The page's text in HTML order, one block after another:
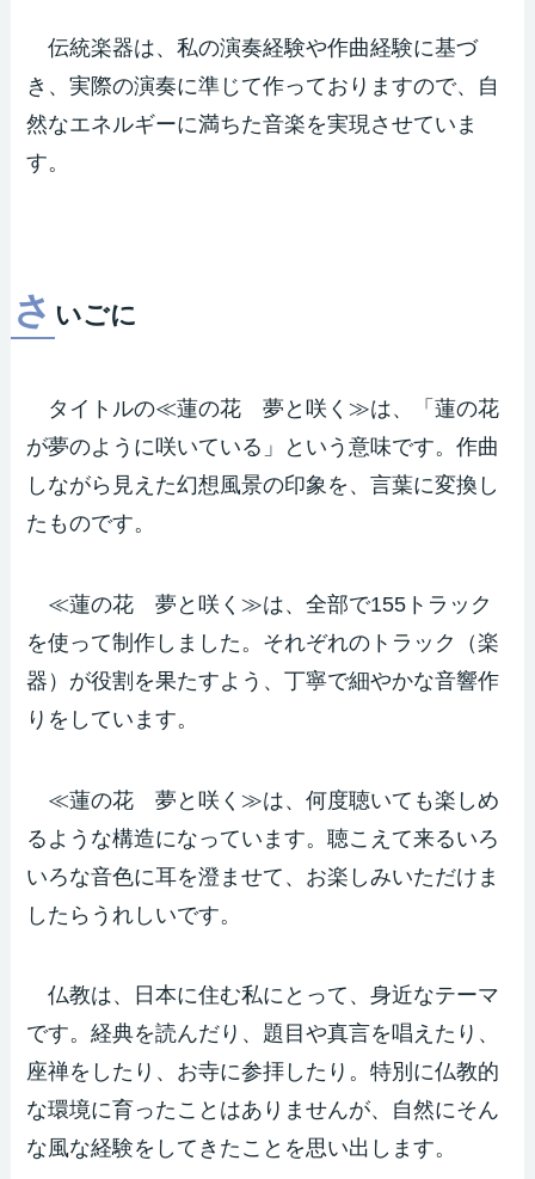
伝統楽器は、私の演奏経験や作曲経験に基づ
き、実際の演奏に準じて作っておりますので、自
然なエネルギーに満ちた音楽を実現させていま
す。
さ いごに
タイトルの≪蓮の花 夢と咲く≫は、「蓮の花
が夢のように咲いている」という意味です。作曲
しながら見えた幻想風景の印象を、言葉に変換し
たものです。
≪蓮の花 夢と咲く≫は、全部で155トラック
を使って制作しました。それぞれのトラック（楽
器）が役割を果たすよう、丁寧で細やかな音響作
りをしています。
≪蓮の花 夢と咲く≫は、何度聴いても楽しめ
るような構造になっています。聴こえて来るいろ
いろな音色に耳を澄ませて、お楽しみいただけま
したらうれしいです。
仏教は、日本に住む私にとって、身近なテーマ
です。経典を読んだり、題目や真言を唱えたり、
座禅をしたり、お寺に参拝したり。特別に仏教的
な環境に育ったことはありませんが、自然にそん
な風な経験をしてきたことを思い出します。